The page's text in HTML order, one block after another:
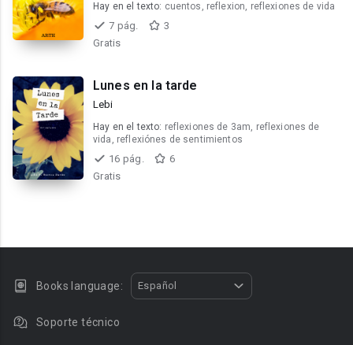
Hay en el texto: cuentos, reflexion, reflexiones de vida
7 pág.
3
Gratis
Lunes en la tarde
Lebi
Hay en el texto: reflexiones de 3am, reflexiones de
vida, reflexiónes de sentimientos
16 pág.
6
Gratis
Books language: Español
Soporte técnico